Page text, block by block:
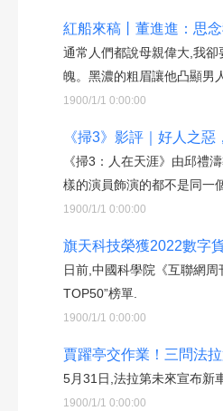
紅船來稿丨董進進：思
通常人們都說母親偉大,我
魄。黑濃的粗眉讓他凸顯男
1900/1/1 0:00:00
《掃3》影評｜好人之
《掃3：人在天涯》由邱禮
樣的演員飾演的都不是同一
1900/1/1 0:00:00
旗天科技榮獲2022數字
日前,中國科學院《互聯網
TOP50”榜單.
1900/1/1 0:00:00
賈躍亭交作業！三問法
5月31日,法拉第未來宣布新
1900/1/1 0:00:00